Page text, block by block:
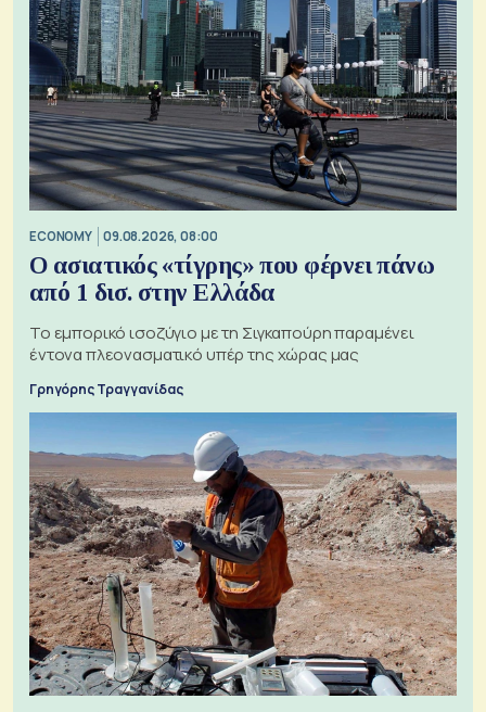
ECONOMY 09.08.2026, 08:00
Ο ασιατικός «τίγρης» που φέρνει πάνω
από 1 δισ. στην Ελλάδα
Το εμπορικό ισοζύγιο με τη Σιγκαπούρη παραμένει
έντονα πλεονασματικό υπέρ της χώρας μας
Γρηγόρης Τραγγανίδας